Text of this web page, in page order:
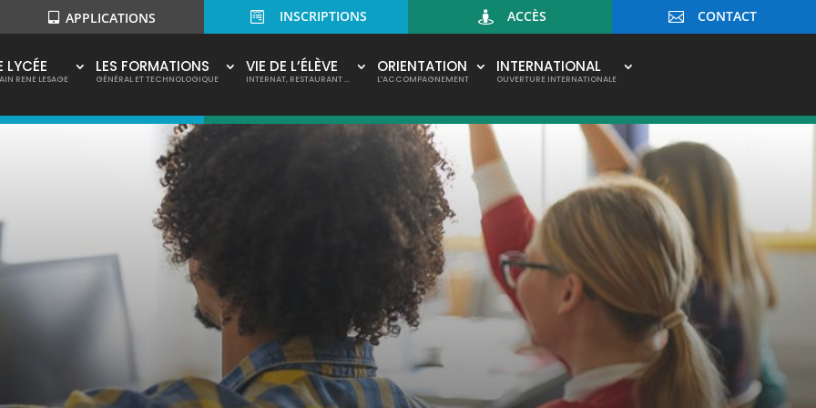
APPLICATIONS  INSCRIPTIONS  ACCÈS  CONTACT
LYCÉE
RENE LESAGE
LES FORMATIONS
GÉNÉRAL ET TECHNOLOGIQUE
VIE DE L’ÉLÈVE
INTERNAT, RESTAURANT …
ORIENTATION
L’ACCOMPAGNEMENT
INTERNATIONAL
OUVERTURE INTERNATIONALE